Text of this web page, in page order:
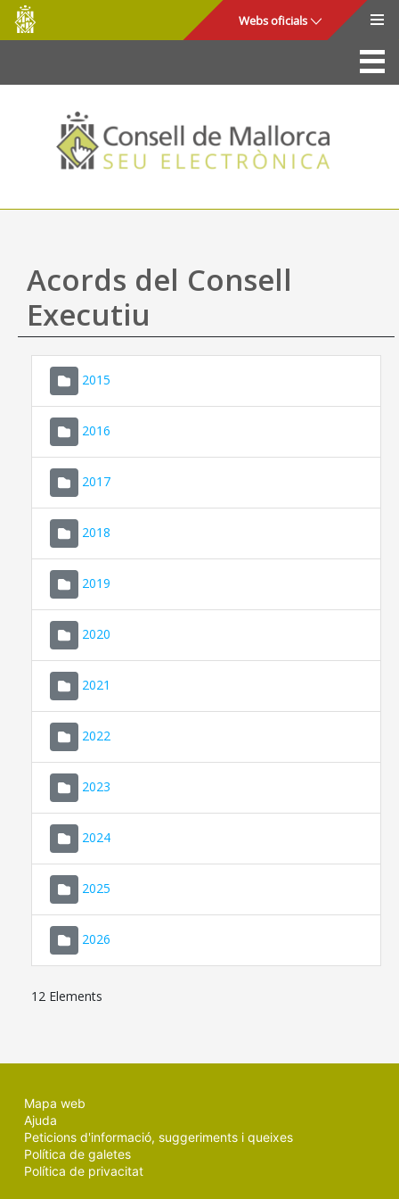
Salta al contingut principal
Consell
de
Mallorca
Webs oficials
La Seu
Consell de Mallorca
Accés i seguretat
Utilitats
Ajuda
Acords del Consell
Executiu
2015
2016
2017
2018
2019
2020
2021
2022
2023
2024
2025
2026
12 Elements
Mapa web
Ajuda
Peticions d'informació, suggeriments i queixes
Política de galetes
Política de privacitat